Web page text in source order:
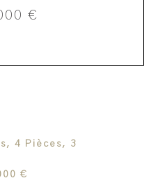
€
4 Pièces, 3
€